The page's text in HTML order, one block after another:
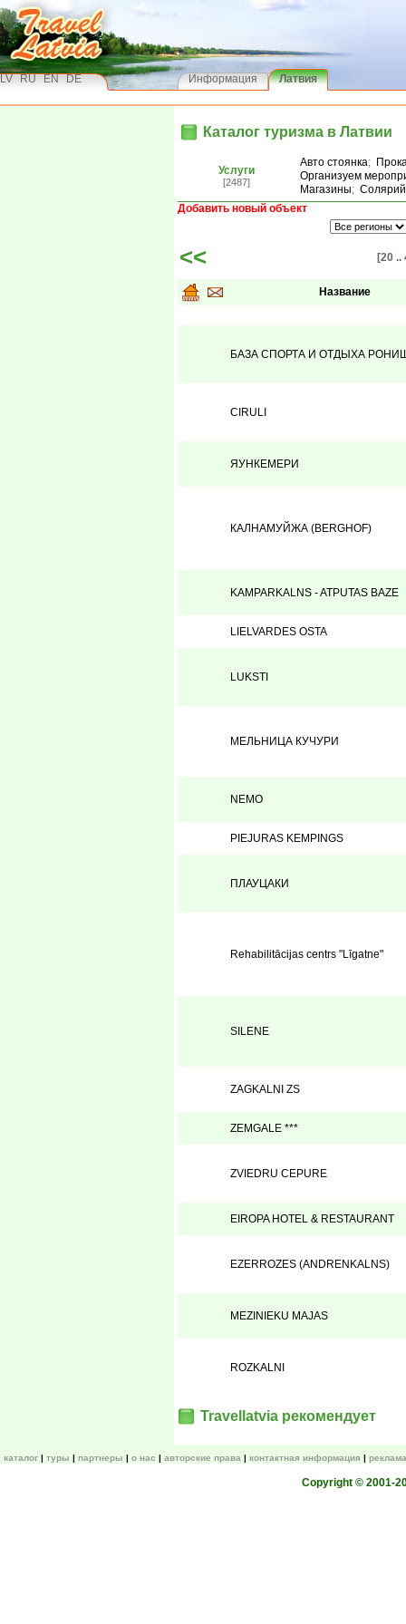
LV RU EN DE Информация Латвия
Каталог туризма в Латвии
Услуги
[2487]
Авто стоянка;
Организуем
Магазины; Солярий
Добавить новый объект
<< [20 ..
Название
БАЗА СПОРТА И ОТДЫХА
CIRULI
ЯУНКЕМЕРИ
КАЛНAМУЙЖА (BERGHOF)
KAMPARKALNS - ATPUTAS BAZE
LIELVARDES OSTA
LUKSTI
МЕЛЬНИЦА КУЧУРИ
NEMO
PIEJURAS KEMPINGS
ПЛАУЦАКИ
Rehabilitācijas centrs "Līgatne"
SILENE
ZAGKALNI ZS
ZEMGALE ***
ZVIEDRU CEPURE
EIROPA HOTEL & RESTAURANT
EZERROZES (ANDRENKALNS)
MEZINIEKU MAJAS
ROZKALNI
Travellatvia рекомендует
каталог туры партнеры о нас авторские права контактная информация
Copyright © 2001-